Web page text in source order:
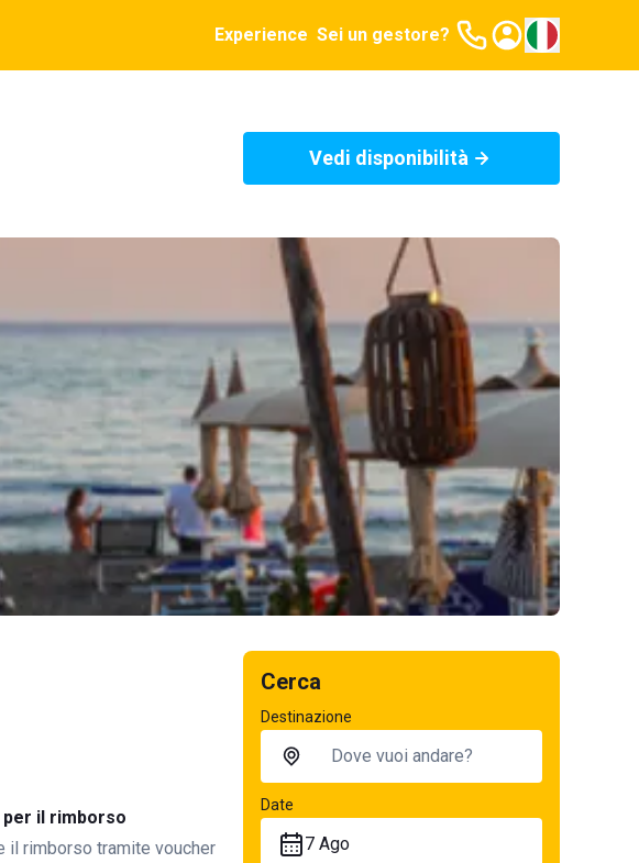
Experience Sei un gestore?
Vedi disponibilità
per il rimborso
il rimborso tramite voucher
Cerca
Destinazione
Date
7 Ago